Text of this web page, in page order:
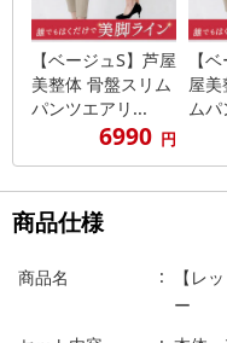
【ベージュS】芦屋
美整体 骨盤スリム
パンツエアリ...
6990 円
【
屋美
ム
商品仕様
商品名
【レ
ー